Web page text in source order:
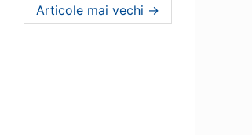
Articole mai vechi →